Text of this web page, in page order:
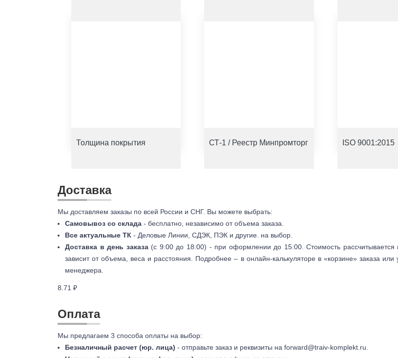
Толщина покрытия СТ-1 / Реестр Минпромторг ISO 9001:2015
Доставка
Мы доставляем заказы по всей России и СНГ. Вы можете выбрать:
Самовывоз со склада - бесплатно, независимо от объема заказа.
Все актуальные ТК - Деловые Линии, СДЭК, ПЭК и другие. на выбор.
Доставка в день заказа(с 9:00 до 18:00) - при оформлении до 15:00. Стоимость рассчитывается
зависит от объема, веса и расстояния. Подробнее – в онлайн-калькуляторе в «корзине» заказа или
менеджера.
8.71 ₽
Оплата
Мы предлагаем 3 способа оплаты на выбор:
Безналичный расчет (юр. лица) - отправьте заказ и реквизиты на forward@traiv-komplekt.ru